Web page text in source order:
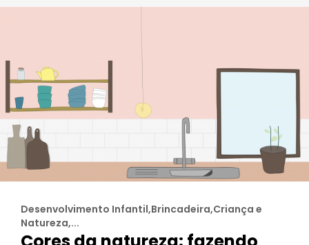
Desenvolvimento Infantil,Brincadeira,Criança e
Natureza,...